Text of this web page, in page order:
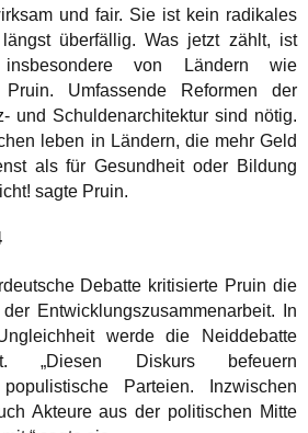
und fair. Sie ist kein radikales
überfällig. Was jetzt zählt, ist
von Ländern wie
Pruin. Umfassende Reformen der
und Schuldenarchitektur sind nötig.
leben in Ländern, die mehr Geld
als für Gesundheit oder Bildung
sagte Pruin.
Debatte kritisierte Pruin die
Entwicklungszusammenarbeit. In
werde die Neiddebatte
„Diesen Diskurs befeuern
Parteien. Inzwischen
Akteure aus der politischen Mitte